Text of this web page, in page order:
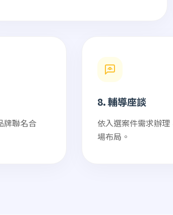
牌聯名合
8. 輔導座談
依入選案件需求辦
場布局。